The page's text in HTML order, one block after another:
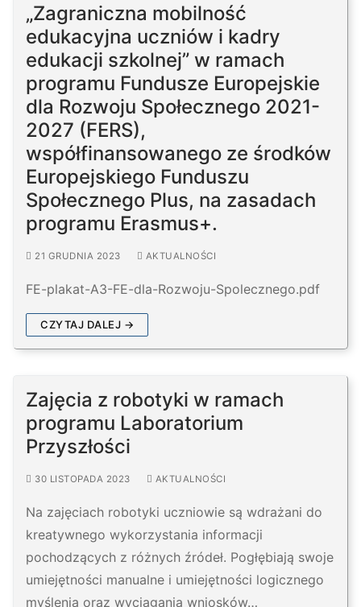
„Zagraniczna mobilność
edukacyjna uczniów i kadry
edukacji szkolnej” w ramach
programu Fundusze Europejskie
dla Rozwoju Społecznego 2021-
2027 (FERS),
współfinansowanego ze środków
Europejskiego Funduszu
Społecznego Plus, na zasadach
programu Erasmus+.
21 GRUDNIA 2023 AKTUALNOŚCI
FE-plakat-A3-FE-dla-Rozwoju-Spolecznego.pdf
CZYTAJ DALEJ →
Zajęcia z robotyki w ramach
programu Laboratorium
Przyszłości
30 LISTOPADA 2023 AKTUALNOŚCI
Na zajęciach robotyki uczniowie są wdrażani do
kreatywnego wykorzystania informacji
pochodzących z różnych źródeł. Pogłębiają swoje
umiejętności manualne i umiejętności logicznego
myślenia oraz wyciągania wniosków…